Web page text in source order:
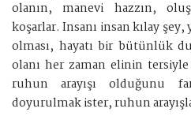
olanın, manevi hazzın,
koşarlar. Insanı insan kılay
olması, hayatı bir bütünlük
olanı her zaman elinin
ruhun arayışı olduğunu
doyurulmak ister, ruhun